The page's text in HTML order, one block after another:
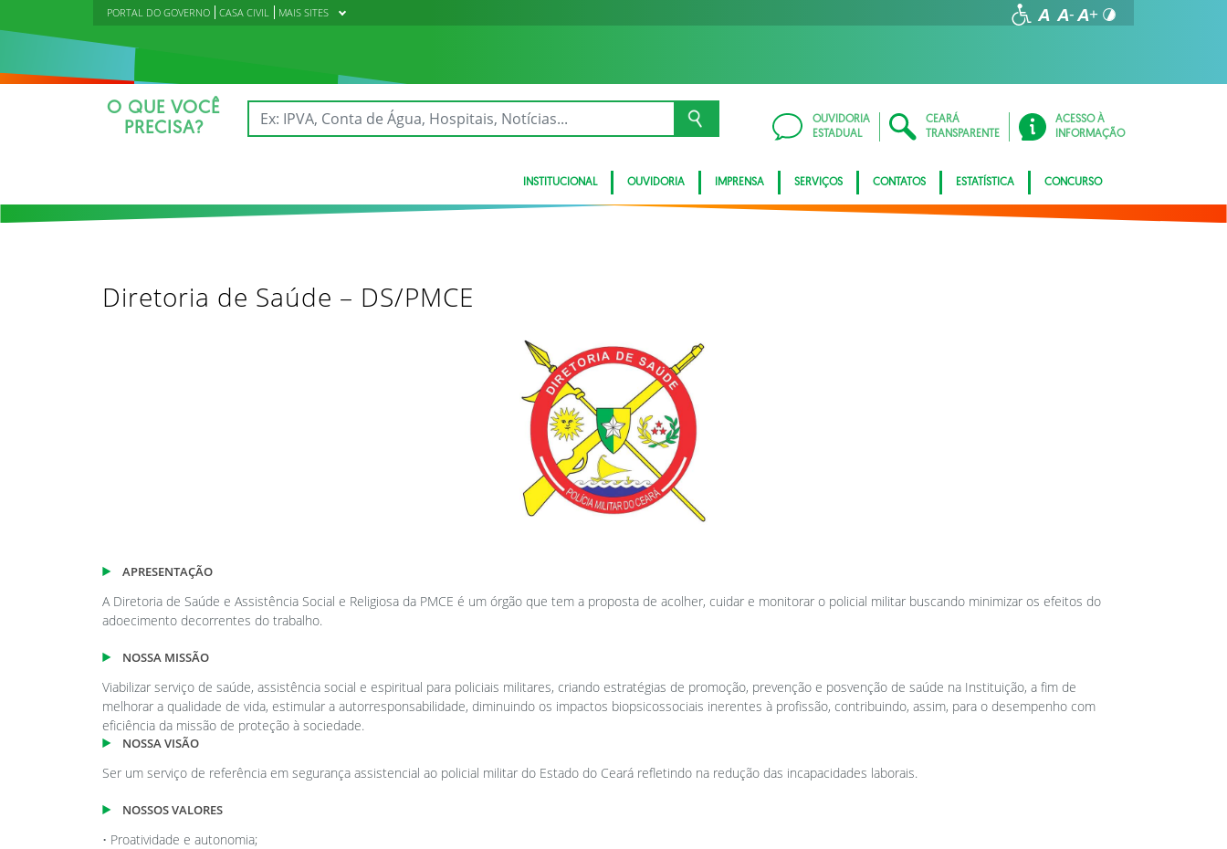
PORTAL DO GOVERNO CASA CIVIL MAIS SITES
O QUE VOCÊ
PRECISA?
OUVIDORIA
ESTADUAL
CEARÁ
TRANSPARENTE
ACESSO À
INFORMAÇÃO
INSTITUCIONAL OUVIDORIA IMPRENSA SERVIÇOS CONTATOS ESTATÍSTICA CONCURSO
Diretoria de Saúde – DS/PMCE
APRESENTAÇÃO
A Diretoria de Saúde e Assistência Social e Religiosa da PMCE é um órgão que tem a proposta de acolher, cuidar e monitorar o policial militar buscando minimizar os efeitos do
adoecimento decorrentes do trabalho.
NOSSA MISSÃO
Viabilizar serviço de saúde, assistência social e espiritual para policiais militares, criando estratégias de promoção, prevenção e posvenção de saúde na Instituição, a fim de
melhorar a qualidade de vida, estimular a autorresponsabilidade, diminuindo os impactos biopsicossociais inerentes à profissão, contribuindo, assim, para o desempenho com
eficiência da missão de proteção à sociedade.
NOSSA VISÃO
Ser um serviço de referência em segurança assistencial ao policial militar do Estado do Ceará refletindo na redução das incapacidades laborais.
NOSSOS VALORES
• Proatividade e autonomia;